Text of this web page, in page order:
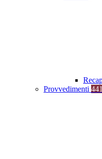
Provvedimenti 441